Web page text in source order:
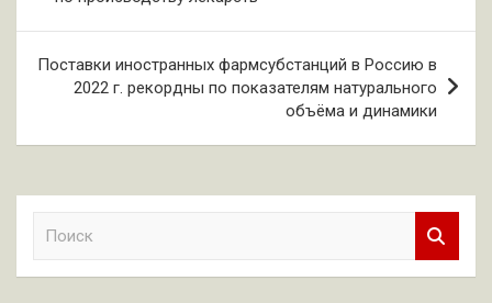
записям
Поставки иностранных фармсубстанций в Россию в
2022 г. рекордны по показателям натурального
объёма и динамики